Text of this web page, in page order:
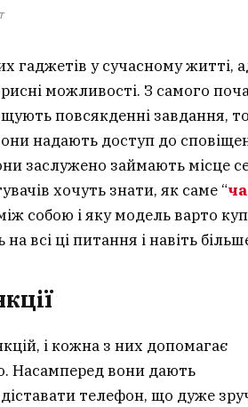
гаджетів у сучасному житті,
можливості. З самого
повсякденні завдання,
надають доступ до
заслужено займають місце
хочуть знати, як саме “
собою і яку модель варто
всі ці питання і навіть
і кожна з них допомагає
Насамперед вони дають
телефон, що дуже